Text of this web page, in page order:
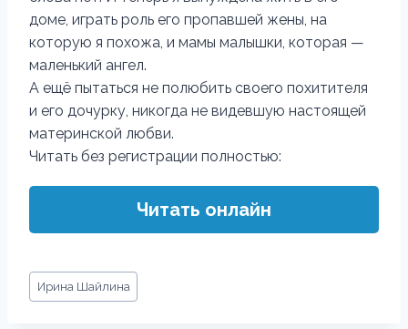
доме, играть роль его пропавшей жены, на
которую я похожа, и мамы малышки, которая —
маленький ангел.
А ещё пытаться не полюбить своего похитителя
и его дочурку, никогда не видевшую настоящей
материнской любви.
Читать без регистрации полностью:
Читать онлайн
Метки
записи:
Ирина Шайлина